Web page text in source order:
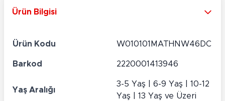
Ürün Bilgisi
Ürün Kodu W010101MATHNW46DC
Barkod 2220001413946
Yaş Aralığı
3-5 Yaş | 6-9 Yaş | 10-12
Yaş | 13 Yaş ve Üzeri